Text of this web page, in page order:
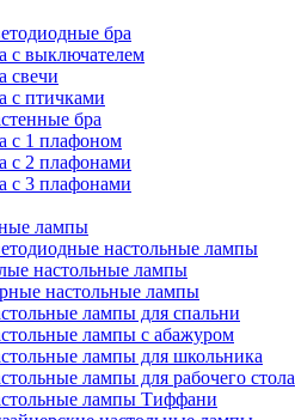
бра
с выключателем
свечи
с птичками
бра
с 1 плафоном
с 2 плафонами
с 3 плафонами
лампы
настольные лампы
настольные лампы
настольные лампы
лампы для спальни
лампы с абажуром
лампы для школьника
лампы для рабочего стола
лампы Тиффани